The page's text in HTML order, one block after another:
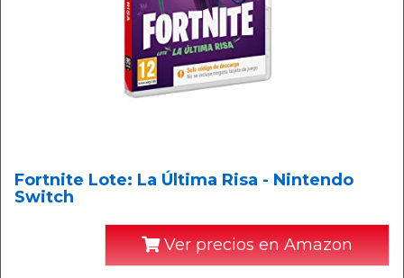
Fortnite Lote: La Última Risa - Nintendo
Switch
Ver precios en Amazon